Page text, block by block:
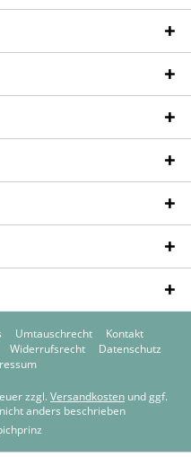
Umtauschrecht
Kontakt
Widerrufsrecht
Datenschutz
zzgl. Versandkosten und ggf.
anders beschrieben